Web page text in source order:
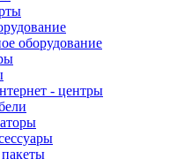
оборудование
- центры